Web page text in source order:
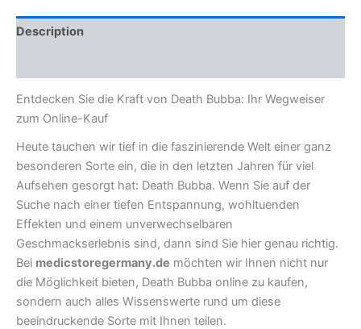
Description
Entdecken Sie die Kraft von Death Bubba: Ihr Wegweiser
zum Online-Kauf
Heute tauchen wir tief in die faszinierende Welt einer ganz
besonderen Sorte ein, die in den letzten Jahren für viel
Aufsehen gesorgt hat: Death Bubba. Wenn Sie auf der
Suche nach einer tiefen Entspannung, wohltuenden
Effekten und einem unverwechselbaren
Geschmackserlebnis sind, dann sind Sie hier genau richtig.
Bei medicstoregermany.de möchten wir Ihnen nicht nur
die Möglichkeit bieten, Death Bubba online zu kaufen,
sondern auch alles Wissenswerte rund um diese
beeindruckende Sorte mit Ihnen teilen.